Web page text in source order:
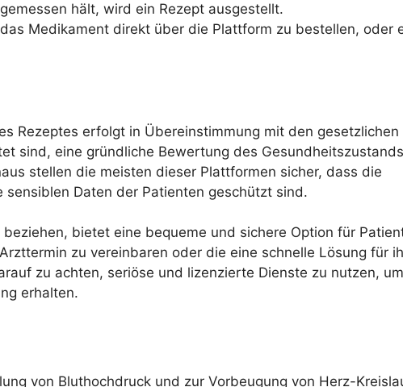
hält, wird ein Rezept ausgestellt.
Medikament direkt über die Plattform zu bestellen, oder
Rezeptes erfolgt in Übereinstimmung mit den gesetzlichen
sind, eine gründliche Bewertung des
stellen die meisten dieser Plattformen sicher, dass die
Daten der Patienten geschützt sind.
bietet eine bequeme und sichere Option für
zu vereinbaren oder die eine schnelle Lösung für
zu achten, seriöse und lizenzierte Dienste zu nutzen,
erhalten.
von Bluthochdruck und zur Vorbeugung von Herz-